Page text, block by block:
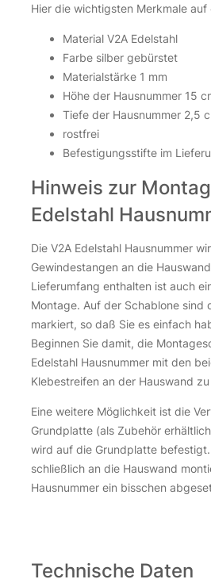
Grundplatte anthrazit RAL7016
3 Stück 15cm Hausnummern
30,75€
inkl. 19 % MwSt.zzgl.
Grundplatte anthrazit RAL7016
Nicht vorrätig
Hier die wichtigsten Merkmale auf
Material V2A Edelstahl
Farbe silber gebürstet
Materialstärke 1 mm
Höhe der Hausnummer 15
Tiefe der Hausnummer 2,5
rostfrei
Befestigungsstifte im
Hinweis zur
Edelstahl
Die V2A Edelstahl Hausnummer
Gewindestangen an die
Lieferumfang enthalten ist auch
Montage. Auf der Schablone sind
markiert, so daß Sie es einfach
Beginnen Sie damit, die
Edelstahl Hausnummer mit den
Klebestreifen an der Hauswand
Eine weitere Möglichkeit ist die
Grundplatte (als Zubehör
wird auf die Grundplatte
schließlich an die Hauswand
Hausnummer ein bisschen
Technische Daten